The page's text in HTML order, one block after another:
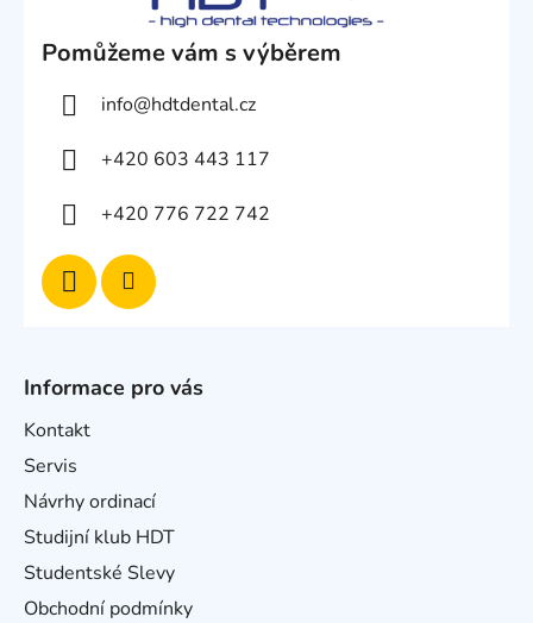
Pomůžeme vám s výběrem
info@hdtdental.cz
+420 603 443 117
+420 776 722 742
Informace pro vás
Kontakt
Servis
Návrhy ordinací
Studijní klub HDT
Studentské Slevy
Obchodní podmínky